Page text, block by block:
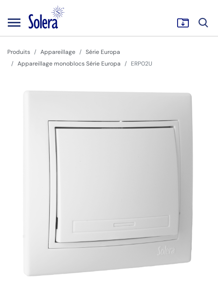
Produits Appareillage
Série Europa
Appareillage monoblocs Série Europa
ERP02U